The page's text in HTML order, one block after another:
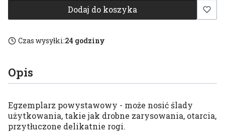
Dodaj do koszyka
Czas wysyłki:24 godziny
Opis
Egzemplarz powystawowy - może nosić ślady
użytkowania, takie jak drobne zarysowania, otarcia,
przytłuczone delikatnie rogi.